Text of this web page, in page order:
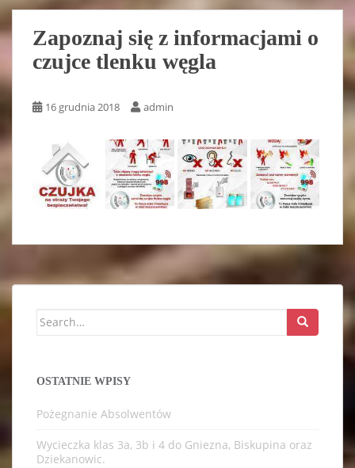
o
n
Zapoznaj się z informacjami o
czujce tlenku węgla
16 grudnia 2018 admin
Search
OSTATNIE WPISY
Pożegnanie Absolwentów
Wycieczka klas 3a, 3b i 4 do Gniezna, Biskupina oraz
Dziekanowic.